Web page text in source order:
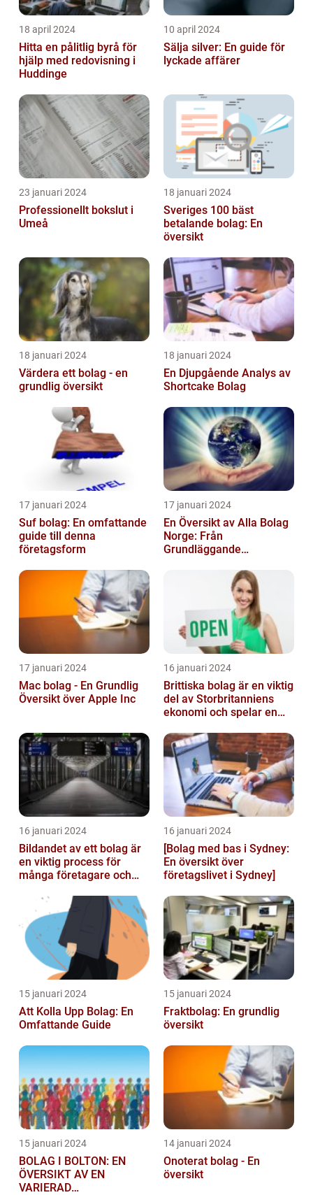
18 april 2024
Hitta en pålitlig byrå för
hjälp med redovisning i
Huddinge
10 april 2024
Sälja silver: En guide för
lyckade affärer
23 januari 2024
Professionellt bokslut i
Umeå
18 januari 2024
Sveriges 100 bäst
betalande bolag: En
översikt
18 januari 2024
Värdera ett bolag - en
grundlig översikt
18 januari 2024
En Djupgående Analys av
Shortcake Bolag
17 januari 2024
Suf bolag: En omfattande
guide till denna
företagsform
17 januari 2024
En Översikt av Alla Bolag
Norge: Från
Grundläggande
Kvantitativa Mätningar
17 januari 2024
Mac bolag - En Grundlig
Översikt över Apple Inc
16 januari 2024
Brittiska bolag är en viktig
del av Storbritanniens
ekonomi och spelar en
landets...
16 januari 2024
Bildandet av ett bolag är
en viktig process för
många företagare och
starta ...
16 januari 2024
[Bolag med bas i Sydney:
En översikt över
företagslivet i Sydney]
15 januari 2024
Att Kolla Upp Bolag: En
Omfattande Guide
15 januari 2024
Fraktbolag: En grundlig
översikt
15 januari 2024
BOLAG I BOLTON: EN
ÖVERSIKT AV EN
VARIERAD
14 januari 2024
Onoterat bolag - En
översikt